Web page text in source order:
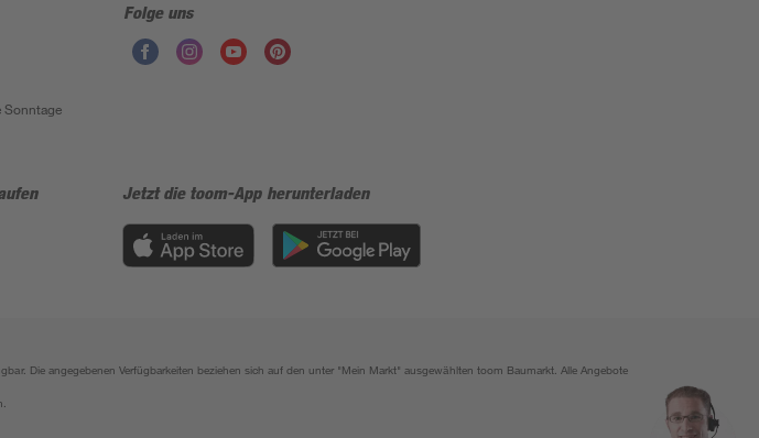
Sonntage
Folge uns
Jetzt die toom-App herunterladen
Die angegebenen Verfügbarkeiten beziehen sich auf den unter "Mein Markt" ausgewählten toom Baumarkt. Alle Angebote